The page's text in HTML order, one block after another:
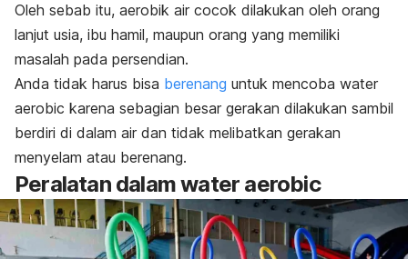
Oleh sebab itu, aerobik air cocok dilakukan oleh orang
lanjut usia, ibu hamil, maupun orang yang memiliki
masalah pada persendian.
Anda tidak harus bisa berenang untuk mencoba water
aerobic karena sebagian besar gerakan dilakukan sambil
berdiri di dalam air dan tidak melibatkan gerakan
menyelam atau berenang.
Peralatan dalamwater aerobic